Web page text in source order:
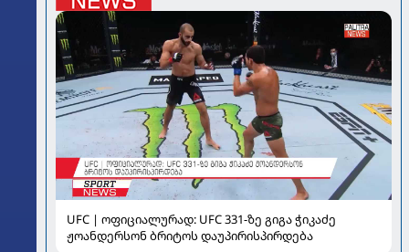
UFC | ოფიციალურად: UFC 331-ზე გიგა ჭიკაძე
ჟოანდერსონ ბრიტოს დაუპირისპირდება